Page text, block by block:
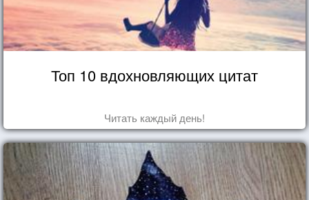
Топ 10 вдохновляющих цитат
Читать каждый день!